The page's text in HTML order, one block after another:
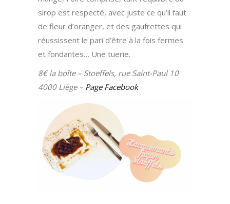
sirop est respecté, avec juste ce qu’il faut
de fleur d’oranger, et des gaufrettes qui
réussissent le pari d’être à la fois fermes
et fondantes… Une tuerie.
8€ la boîte – Stoeffels, rue Saint-Paul 10
4000 Liège – Page Facebook